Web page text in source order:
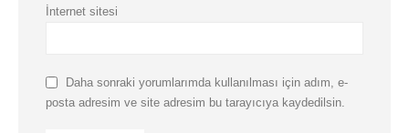
İnternet sitesi
Daha sonraki yorumlarımda kullanılması için adım, e-
posta adresim ve site adresim bu tarayıcıya kaydedilsin.